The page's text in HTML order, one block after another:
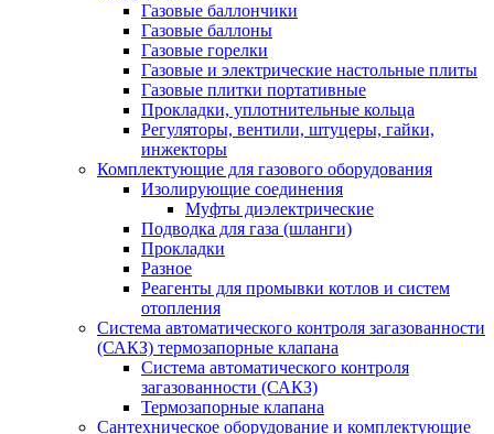
Газовые баллончики
Газовые баллоны
Газовые горелки
Газовые и электрические настольные плиты
Газовые плитки портативные
Прокладки, уплотнительные кольца
Регуляторы, вентили, штуцеры, гайки,
инжекторы
Комплектующие для газового оборудования
Изолирующие соединения
Муфты диэлектрические
Подводка для газа (шланги)
Прокладки
Разное
Реагенты для промывки котлов и систем
отопления
Система автоматического контроля загазованности
(САКЗ) термозапорные клапана
Система автоматического контроля
загазованности (САКЗ)
Термозапорные клапана
Сантехническое оборудование и комплектующие